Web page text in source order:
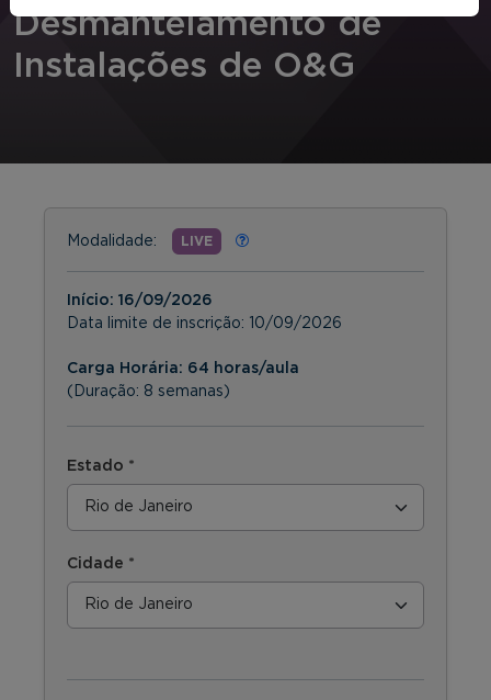
Desmantelamento de
Instalações de O&G
Modalidade: LIVE
Início: 16/09/2026
Data limite de inscrição: 10/09/2026
Carga Horária: 64 horas/aula
(Duração: 8 semanas)
Estado *
Cidade *